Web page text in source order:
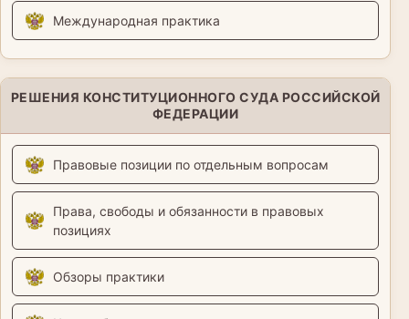
Международная практика
РЕШЕНИЯ КОНСТИТУЦИОННОГО СУДА РОССИЙСКОЙ
ФЕДЕРАЦИИ
Правовые позиции по отдельным вопросам
Права, свободы и обязанности в правовых
позициях
Обзоры практики